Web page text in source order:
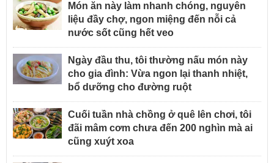
Món ăn này làm nhanh chóng, nguyên
liệu đầy chợ, ngon miệng đến nỗi cả
nước sốt cũng hết veo
Ngày đầu thu, tôi thường nấu món này
cho gia đình: Vừa ngon lại thanh nhiệt,
bổ dưỡng cho đường ruột
Cuối tuần nhà chồng ở quê lên chơi, tôi
đãi mâm cơm chưa đến 200 nghìn mà ai
cũng xuýt xoa